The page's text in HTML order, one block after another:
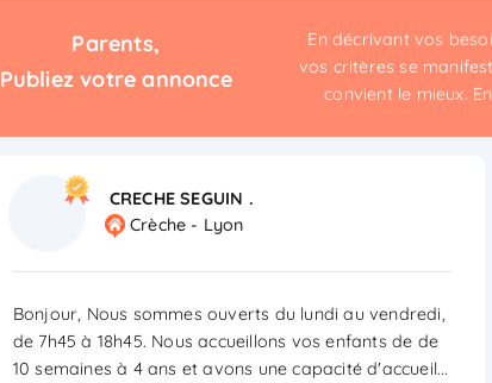
Parents,
Publiez votre annonce
En décrivant vos
vos critères se
convient le mieux.
CRECHE SEGUIN .
Crèche - Lyon
Bonjour, Nous sommes ouverts du lundi au vendredi,
de 7h45 à 18h45. Nous accueillons vos enfants de de
10 semaines à 4 ans et avons une capacité d'accueil...